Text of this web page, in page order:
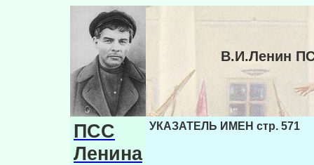
В.И.Ленин
ПСС
Ленина
УКАЗАТЕЛЬ ИМЕН стр. 571